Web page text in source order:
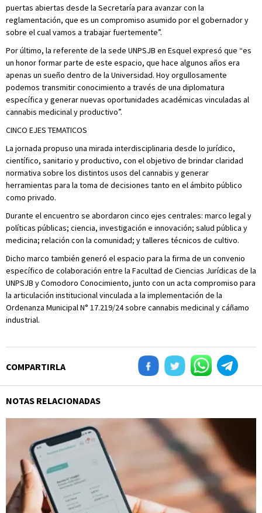
puertas abiertas desde la Secretaría para avanzar con la
reglamentación, que es un compromiso asumido por el gobernador y
sobre el cual vamos a trabajar fuertemente”.
Por último, la referente de la sede UNPSJB en Esquel expresó que “es
un honor formar parte de este espacio, que hace algunos años era
apenas un sueño dentro de la Universidad. Hoy orgullosamente
podemos transmitir conocimiento a través de una diplomatura
específica y generar nuevas oportunidades académicas vinculadas al
cannabis medicinal y productivo”.
CINCO EJES TEMATICOS
La jornada propuso una mirada interdisciplinaria desde lo jurídico,
científico, sanitario y productivo, con el objetivo de brindar claridad
normativa sobre los distintos usos del cannabis y generar
herramientas para la toma de decisiones tanto en el ámbito público
como privado.
Durante el encuentro se abordaron cinco ejes centrales: marco legal y
políticas públicas; ciencia, investigación e innovación; salud pública y
medicina; relación con la comunidad; y talleres técnicos de cultivo.
Dicho marco también generó el espacio para la firma de un convenio
específico de colaboración entre la Facultad de Ciencias Jurídicas de la
UNPSJB y Comodoro Conocimiento, junto con un acta compromiso para
la articulación institucional vinculada a la implementación de la
Ordenanza Municipal N° 17.219/24 sobre cannabis medicinal y cáñamo
industrial.
COMPARTIRLA
NOTAS RELACIONADAS